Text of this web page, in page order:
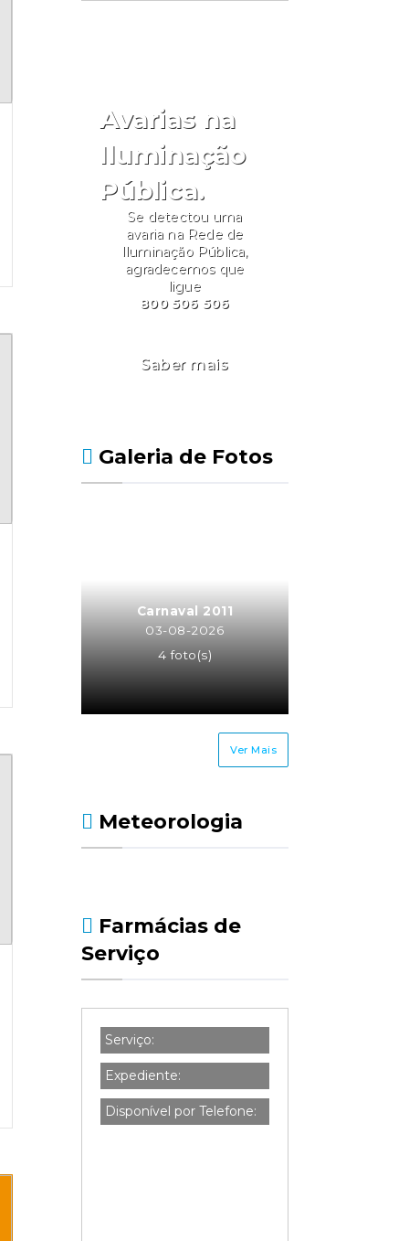
Avarias na
Iluminação
Pública.
Se detectou uma
avaria na Rede de
Iluminação Pública,
agradecemos que
ligue
800 506 506
Saber mais
Galeria de Fotos
Carnaval 2011
03-08-2026
4 foto(s)
Ver Mais
Meteorologia
Farmácias de
Serviço
Serviço:
Expediente:
Disponível por Telefone: